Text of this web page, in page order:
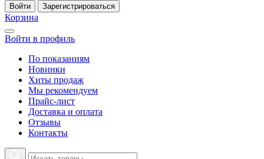
Войти Зарегистрироваться
Корзина
Войти в профиль
По показаниям
Новинки
Хиты продаж
Мы рекомендуем
Прайс-лист
Доставка и оплата
Отзывы
Контакты